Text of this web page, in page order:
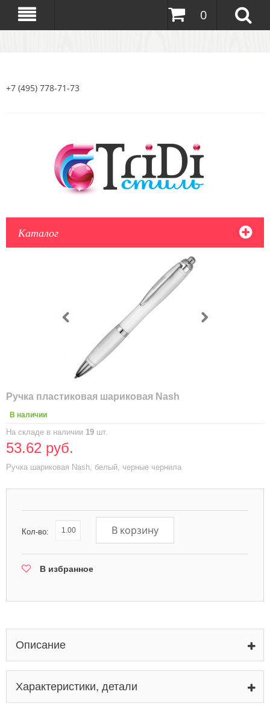
0
+7 (495) 778-71-73
Каталог
Ручка пластиковая шариковая Nash
В наличии
На складе в наличии 19 шт.
53.62 руб.
Ручка шариковая Nash, белый, черные чернила
Кол-во: В корзину
В избранное
Описание
Характеристики, детали